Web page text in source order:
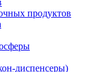
продуктов
диспенсеры)